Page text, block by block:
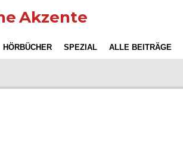
Akzente
HÖRBÜCHER SPEZIAL ALLE BEITRÄGE